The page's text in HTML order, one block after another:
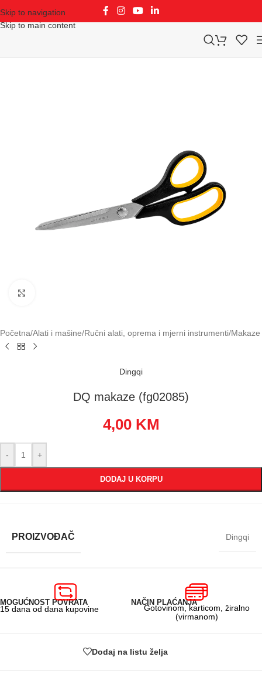
Skip to navigation
Skip to main content
Početna/Alati i mašine/Ručni alati, oprema i mjerni instrumenti/Makaze
Dingqi
DQ makaze (fg02085)
4,00 KM
- +
DODAJ U KORPU
PROIZVOĐAČ Dingqi
MOGUĆNOST POVRATA
15 dana od dana kupovine
NAČIN PLAĆANJA
Gotovinom, karticom, žiralno
(virmanom)
Dodaj na listu želja